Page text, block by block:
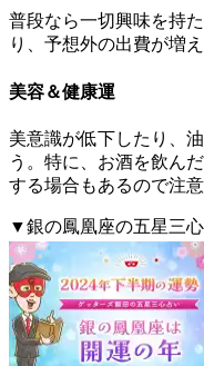
普段なら一切興味を持
り、予想外の出費が増
美容＆健康運
美意識が低下したり、
う。特に、お酒を飲ん
する場合もあるので注意
▼銀の鳳凰座の五星三
ちら。